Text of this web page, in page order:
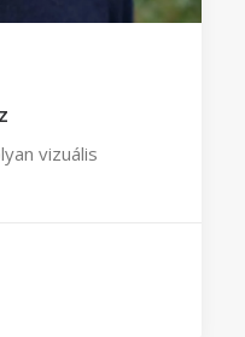
vizuális